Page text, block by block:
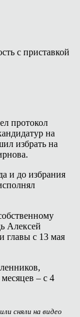
с приставкой
протокол
на
избрать на
и до избрания
Алексей
главы с 13 мая
– с 4
сняли на видео